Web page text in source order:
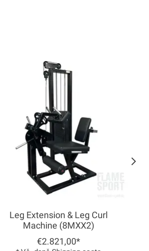
Leg Extension & Leg Curl
Machine (8MXX2)
€2.821,00*